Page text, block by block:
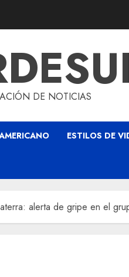
DE NOTICIAS
ESTILOS DE
alerta de gripe en el